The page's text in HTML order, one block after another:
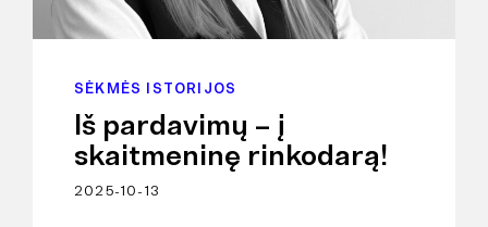
SĖKMĖS ISTORIJOS
Iš pardavimų – į
skaitmeninę rinkodarą!
2025-10-13